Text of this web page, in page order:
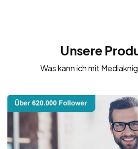
Unsere
Was kann ich mit